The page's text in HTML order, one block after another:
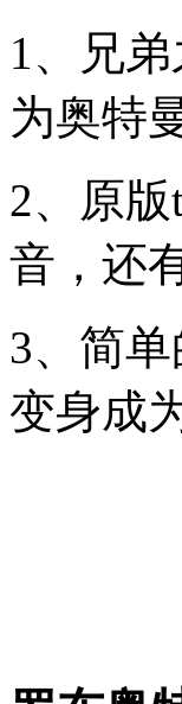
1、兄
为奥特
2、原
音，还
3、简
变身成